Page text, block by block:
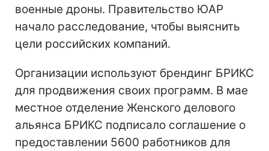
военные дроны. Правительство ЮАР
начало расследование, чтобы выяснить
цели российских компаний.
Организации используют брендинг БРИКС
для продвижения своих программ. В мае
местное отделение Женского делового
альянса БРИКС подписало соглашение о
предоставлении 5600 работников для